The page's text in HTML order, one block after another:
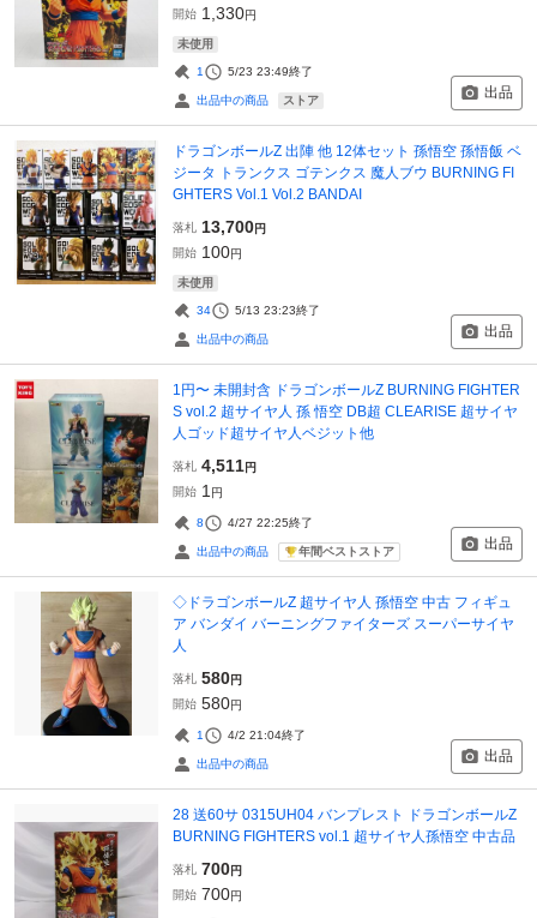
開始 1,330円
未使用
1 5/23 23:49終了
出品中の商品 ストア 出品
ドラゴンボールZ 出陣 他 12体セット 孫悟空 孫悟飯 ベ
ジータ トランクス ゴテンクス 魔人ブウ BURNING FI
GHTERS Vol.1 Vol.2 BANDAI
落札 13,700円
開始 100円
未使用
34 5/13 23:23終了
出品中の商品 出品
1円〜 未開封含 ドラゴンボールZ BURNING FIGHTER
S vol.2 超サイヤ人 孫 悟空 DB超 CLEARISE 超サイヤ
人ゴッド超サイヤ人ベジット他
落札 4,511円
開始 1 円
8 4/27 22:25終了
出品中の商品 年間ベストストア 出品
◇ドラゴンボールZ 超サイヤ人 孫悟空 中古 フィギュ
ア バンダイ バーニングファイターズ スーパーサイヤ
人
落札 580円
開始 580円
1 4/2 21:04終了
出品中の商品 出品
28 送60サ 0315UH04 バンプレスト ドラゴンボールZ
BURNING FIGHTERS vol.1 超サイヤ人孫悟空 中古品
落札 700円
開始 700円